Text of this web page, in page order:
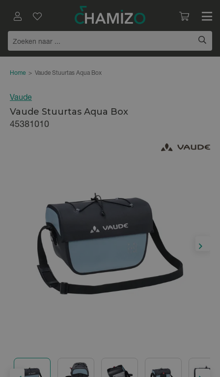
Home > Vaude Stuurtas Aqua Box
Vaude
Vaude Stuurtas Aqua Box
45381010